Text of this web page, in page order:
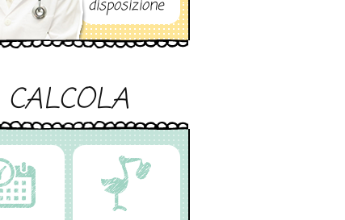
disposizione
CALCOLA